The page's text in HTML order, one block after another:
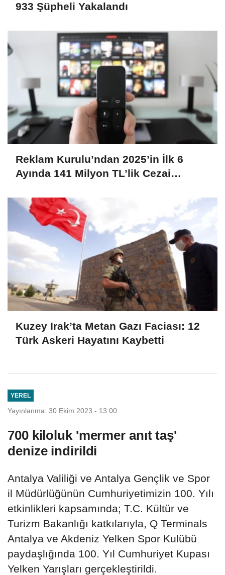
933 Şüpheli Yakalandı
Reklam Kurulu’ndan 2025’in İlk 6
Ayında 141 Milyon TL’lik Cezai
Kuzey Irak’ta Metan Gazı Faciası: 12
Türk Askeri Hayatını Kaybetti
YEREL
Yayınlanma: 30 Ekim 2023 - 13:00
700 kiloluk 'mermer anıt taş'
denize indirildi
Antalya Valiliği ve Antalya Gençlik ve Spor
il Müdürlüğünün Cumhuriyetimizin 100. Yılı
etkinlikleri kapsamında; T.C. Kültür ve
Turizm Bakanlığı katkılarıyla, Q Terminals
Antalya ve Akdeniz Yelken Spor Kulübü
paydaşlığında 100. Yıl Cumhuriyet Kupası
Yelken Yarışları gerçekleştirildi.